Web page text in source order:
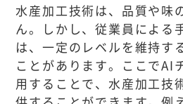
水産加工技術は、品質や味
ん。しかし、従業員による
は、一定のレベルを維持す
ことがあります。ここでAI
用することで、水産加工技